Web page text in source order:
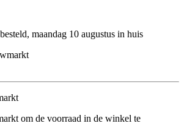
maandag 10 augustus in huis
om de voorraad in de winkel te